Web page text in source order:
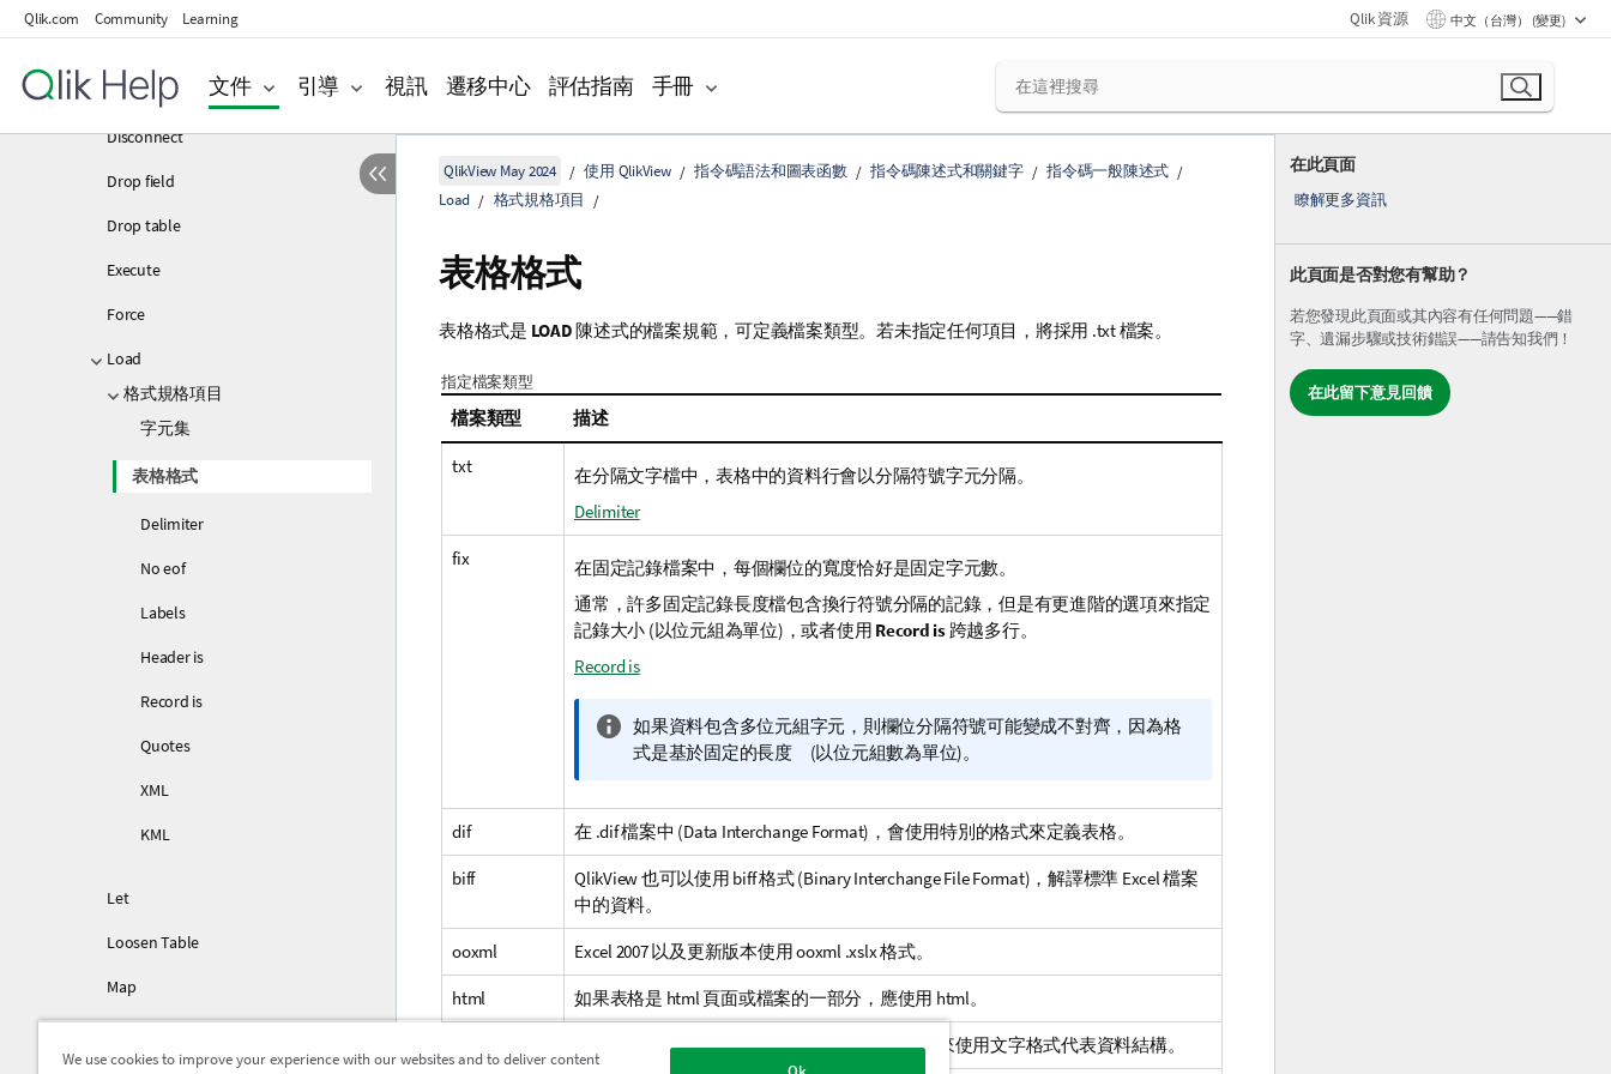
Qlik.com Community Learning Qlik 資源 中文（台灣） (變更)
文件 引導 視訊 遷移中心 評估指南 手冊
Directory
Disconnect
Drop field
Drop table
Execute
Force
Load
格式規格項目
字元集
表格格式
Delimiter
No eof
Labels
Header is
Record is
Quotes
XML
KML
Let
Loosen Table
Map
在此頁面
瞭解更多資訊
此頁面是否對您有幫助？
若您發現此頁面或其內容有任何問題——錯
字、遺漏步驟或技術錯誤——請告知我們！
在此留下意見回饋
QlikView May 2024 使用 QlikView 指令碼語法和圖表函數 指令碼陳述式和關鍵字
指令碼一般陳述式
Load
格式規格項目
表格格式
表格格式是 LOAD陳述式的檔案規範，可定義檔案類型。若未指定任何項目，將採用 .txt檔案。
指定檔案類型
檔案類型 描述
txt
在分隔文字檔中，表格中的資料行會以分隔符號字元分隔。
Delimiter
fix
在固定記錄檔案中，每個欄位的寬度恰好是固定字元數。
通常，許多固定記錄長度檔包含換行符號分隔的記錄，但是有更進階的選項來指定
記錄大小 (以位元組為單位)，或者使用 Record is跨越多行。
Record is
資
訊
註
如果資料包含多位元組字元，則欄位分隔符號可能變成不對齊，因為格
式是基於固定的長度 (以位元組數為單位)。
dif 在 .dif檔案中 (Data Interchange Format)，會使用特別的格式來定義表格。
biff QlikView也可以使用 biff格式 (Binary Interchange File Format)，解譯標準 Excel檔案
中的資料。
ooxml Excel 2007以及更新版本使用ooxml .xslx格式。
html 如果表格是 html頁面或檔案的一部分，應使用 html。
(可延伸標記語言) 是一種常見標記語言，用來使用文字格式代表資料結構。
We use cookies to improve your experience with our websites and to deliver content